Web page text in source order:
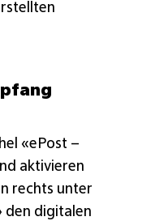
«ePost –
aktivieren
rechts unter
den digitalen